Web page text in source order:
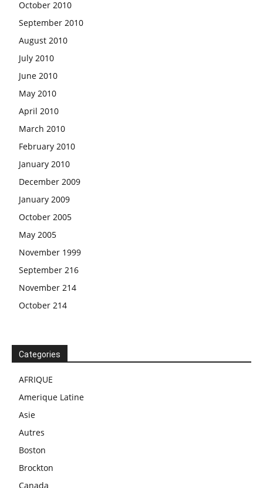
October 2010
September 2010
August 2010
July 2010
June 2010
May 2010
April 2010
March 2010
February 2010
January 2010
December 2009
January 2009
October 2005
May 2005
November 1999
September 216
November 214
October 214
Categories
AFRIQUE
Amerique Latine
Asie
Autres
Boston
Brockton
Canada